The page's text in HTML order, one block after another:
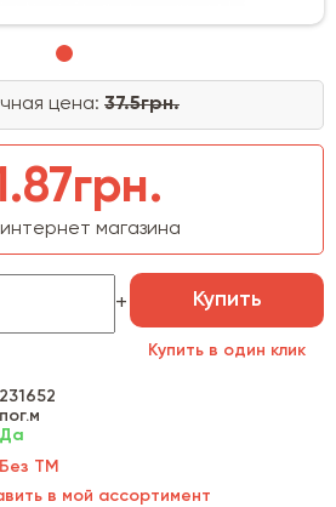
цена: 37.5грн.
магазина
Купить
Купить в один клик
231652
пог.м
Да
Без ТМ
в мой ассортимент